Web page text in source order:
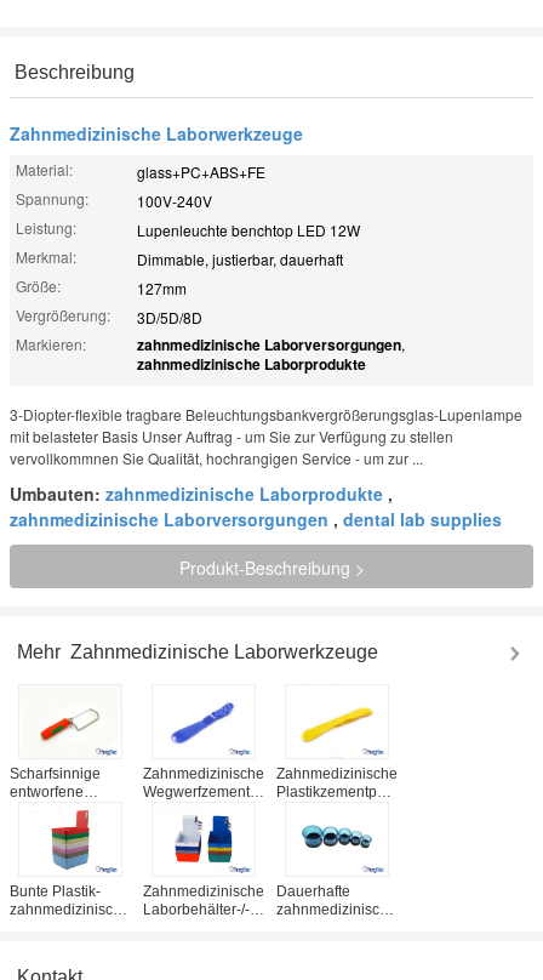
Beschreibung
Zahnmedizinische Laborwerkzeuge
Material:
glass+PC+ABS+FE
Spannung:
100V-240V
Leistung:
Lupenleuchte benchtop LED 12W
Merkmal:
Dimmable, justierbar, dauerhaft
Größe:
127mm
Vergrößerung:
3D/5D/8D
Markieren:
zahnmedizinische Laborversorgungen,
zahnmedizinische Laborprodukte
3-Diopter-flexible tragbare Beleuchtungsbankvergrößerungsglas-Lupenlampe
mit belasteter Basis Unser Auftrag - um Sie zur Verfügung zu stellen
vervollkommnen Sie Qualität, hochrangigen Service - um zur ...
Umbauten: zahnmedizinische Laborprodukte ,
zahnmedizinische Laborversorgungen , dental lab supplies
Produkt-Beschreibung >
Mehr Zahnmedizinische Laborwerkzeuge
Scharfsinnige
entworfene
zahnmedizinische
Laborwerkzeuge,
95mm Gips sahen
mit weichem
Kunststoffgriff
Zahnmedizinische
Wegwerfzement-
Gebiss-das
zusammengesetzte
Füllmaterial-
Mischen
Zahnmedizinische
Plastikzementputz-
multi farbige
zahnmedizinische
Verbrauchsmaterialien
Bunte Plastik-
zahnmedizinische
Zahnmedizinische
Laborbehälter-/-
Dauerhafte
zahnmedizinische